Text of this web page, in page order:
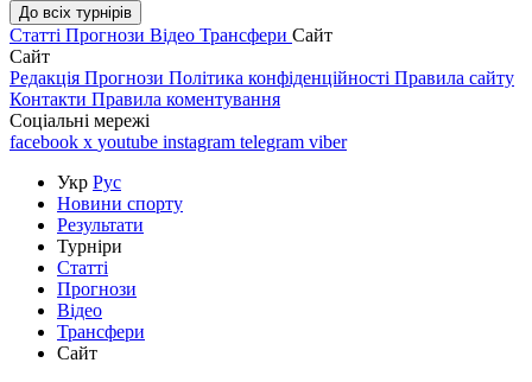
До всіх турнірів
Статті Прогнози Відео Трансфери Сайт
Сайт
Редакція Прогнози Політика конфіденційності Правила сайту
Контакти Правила коментування
Соціальні мережі
facebook x youtube instagram telegram viber
Укр Рус
Новини спорту
Результати
Турніри
Статті
Прогнози
Відео
Трансфери
Сайт